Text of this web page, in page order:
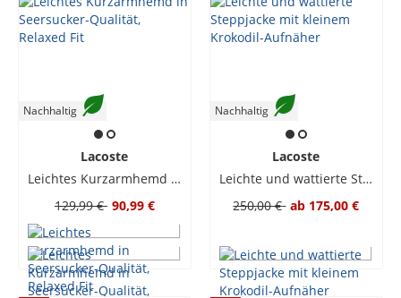
Nachhaltig
Lacoste
Leichtes Kurzarmhemd in Seersucker-Qualität, Relaxed Fit
129,99 € 90,99 €
Nachhaltig
Lacoste
Leichte und wattierte Steppjacke mit kleinem Krokodil-Aufnäher
250,00 € ab 175,00 €